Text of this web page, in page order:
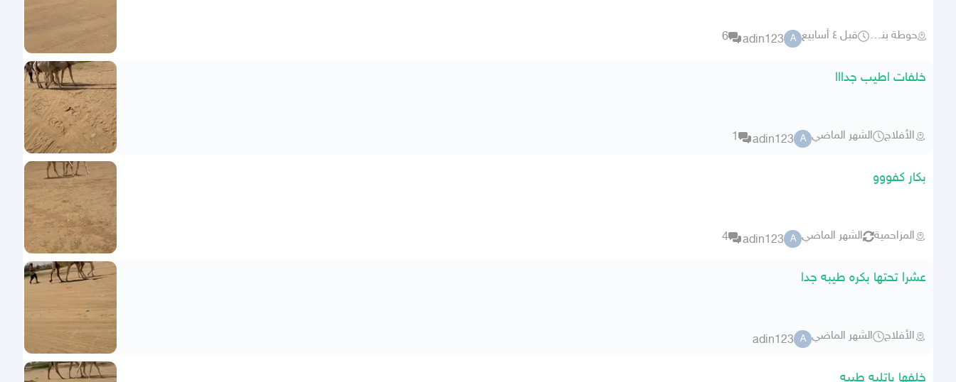
حوطة بني تميم قبل ٤ أسابيع A
adin123
6
خلفات اطيب جدااا
الأفلاج الشهر الماضي A
adin123
1
بكار كفووو
المزاحمية الشهر الماضي A
adin123
4
عشرا تحتها بكره طيبه جدا
الأفلاج الشهر الماضي A
adin123
خلفها باتليه طيبه